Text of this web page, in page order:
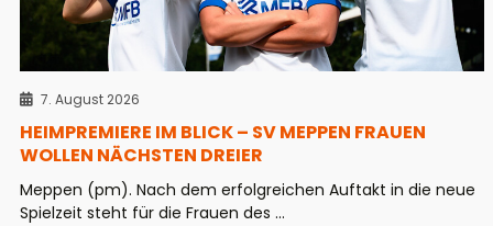
7. August 2026
HEIMPREMIERE IM BLICK – SV MEPPEN FRAUEN
WOLLEN NÄCHSTEN DREIER
Meppen (pm). Nach dem erfolgreichen Auftakt in die neue
Spielzeit steht für die Frauen des ...